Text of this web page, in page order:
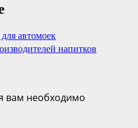
автомоек
напитков
вам необходимо